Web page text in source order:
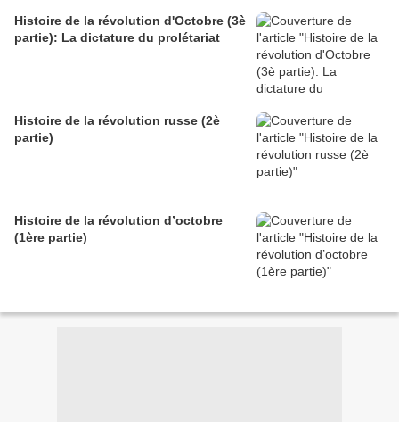
Histoire de la révolution d'Octobre (3è
partie): La dictature du prolétariat
Histoire de la révolution russe (2è
partie)
Histoire de la révolution d’octobre
(1ère partie)